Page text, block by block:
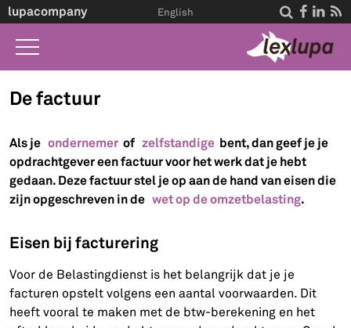
lupacompany    
English
Wet A-Z
Life Events
Contact
De factuur
Als jeondernemer ofzelfstandige bent, dan geef je je
opdrachtgever een factuur voor het werk dat je hebt
gedaan. Deze factuur stel je op aan de hand van eisen die
zijn opgeschreven in dewet op de omzetbelasting.
Eisen bij facturering
Voor de Belastingdienst is het belangrijk dat je je
facturen opstelt volgens een aantal voorwaarden. Dit
heeft vooral te maken met de btw-berekening en het